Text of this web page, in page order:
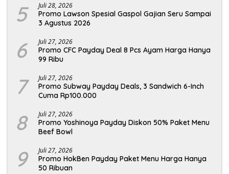
5 Juli 28, 2026
Promo Lawson Spesial Gaspol Gajian Seru Sampai
3 Agustus 2026
6 Juli 27, 2026
Promo CFC Payday Deal 8 Pcs Ayam Harga Hanya
99 Ribu
7 Juli 27, 2026
Promo Subway Payday Deals, 3 Sandwich 6-Inch
Cuma Rp100.000
8 Juli 27, 2026
Promo Yoshinoya Payday Diskon 50% Paket Menu
Beef Bowl
9 Juli 27, 2026
Promo HokBen Payday Paket Menu Harga Hanya
50 Ribuan